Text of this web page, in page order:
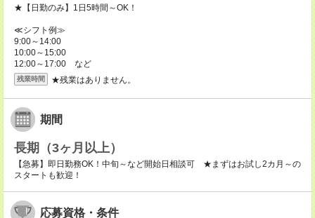
★【日勤のみ】1日5時間～OK！
≪シフト例≫
9:00～14:00
10:00～15:00
12:00～17:00 など
残業時間 ★残業はありません。
期間
長期（3ヶ月以上）
【急募】即日勤務OK！中旬～など開始日相談可 ★まずはお試し2カ月～の
スタートも歓迎！
応募資格・条件